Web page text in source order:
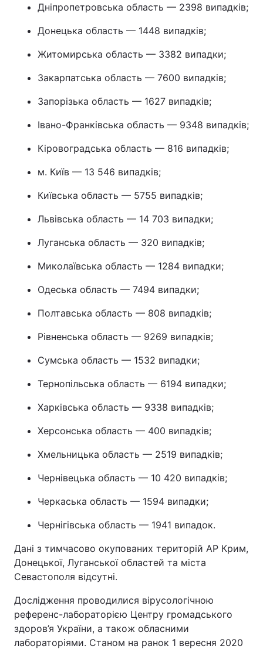
Дніпропетровська область — 2398 випадків;
Донецька область — 1448 випадків;
Житомирська область — 3382 випадки;
Закарпатська область — 7600 випадків;
Запорізька область — 1627 випадків;
Івано-Франківська область — 9348 випадків;
Кіровоградська область — 816 випадків;
м. Київ — 13 546 випадків;
Київська область — 5755 випадків;
Львівська область — 14 703 випадки;
Луганська область — 320 випадків;
Миколаївська область — 1284 випадки;
Одеська область — 7494 випадки;
Полтавська область — 808 випадків;
Рівненська область — 9269 випадків;
Сумська область — 1532 випадки;
Тернопільська область — 6194 випадки;
Харківська область — 9338 випадків;
Херсонська область — 400 випадків;
Хмельницька область — 2519 випадків;
Чернівецька область — 10 420 випадків;
Черкаська область — 1594 випадки;
Чернігівська область — 1941 випадок.
Дані з тимчасово окупованих територій АР Крим,
Донецької, Луганської областей та міста
Севастополя відсутні.
Дослідження проводилися вірусологічною
референс-лабораторією Центру громадського
здоров’я України, а також обласними
лабораторіями. Станом на ранок 1 вересня 2020